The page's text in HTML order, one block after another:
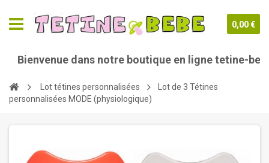
0,00 €
dans notre boutique en ligne tetine-bebe.com
Lot tétines personnalisées
Lot de 3 Tétines
personnalisées MODE (physiologique)